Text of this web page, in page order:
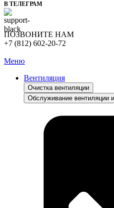
В ТЕЛЕГРАМ
ПОЗВОНИТЕ НАМ
+7 (812) 602-20-72
Меню
Вентиляция
Очистка вентиляции
Обслуживание вентиляции